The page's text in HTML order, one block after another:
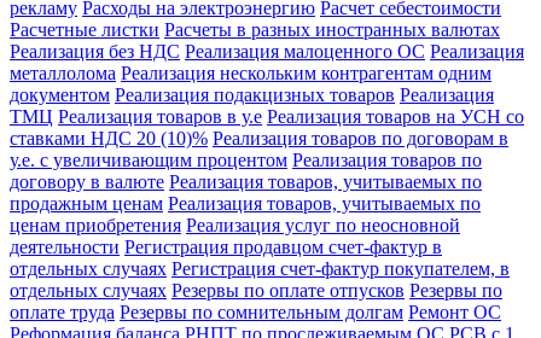
рекламу Расходы на электроэнергию Расчет себестоимости
Расчетные листки Расчеты в разных иностранных валютах
Реализация без НДС Реализация малоценного ОС Реализация
металлолома Реализация нескольким контрагентам одним
документом Реализация подакцизных товаров Реализация
ТМЦ Реализация товаров в у.е Реализация товаров на УСН со
ставками НДС 20 (10)% Реализация товаров по договорам в
у.е. с увеличивающим процентом Реализация товаров по
договору в валюте Реализация товаров, учитываемых по
продажным ценам Реализация товаров, учитываемых по
ценам приобретения Реализация услуг по неосновной
деятельности Регистрация продавцом счет-фактур в
отдельных случаях Регистрация счет-фактур покупателем, в
отдельных случаях Резервы по оплате отпусков Резервы по
оплате труда Резервы по сомнительным долгам Ремонт ОС
Реформация баланса РНПТ по прослеживаемым ОС РСВ с 1